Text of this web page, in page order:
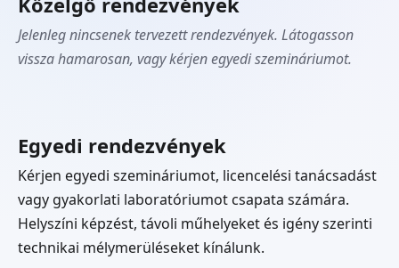
Jelenleg nincsenek tervezett rendezvények. Látogasson
vissza hamarosan, vagy kérjen egyedi szemináriumot.
Egyedi rendezvények
Kérjen egyedi szemináriumot, licencelési tanácsadást
vagy gyakorlati laboratóriumot csapata számára.
Helyszíni képzést, távoli műhelyeket és igény szerinti
technikai mélymerüléseket kínálunk.